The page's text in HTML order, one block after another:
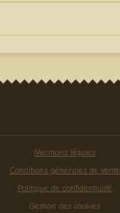
Mentions légales
Conditions générales de vente
Politique de confidentialité
Gestion des cookies